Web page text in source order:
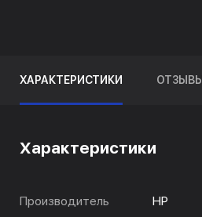
ХАРАКТЕРИСТИКИ ОТЗЫВЫ
Характеристики
Производитель HP